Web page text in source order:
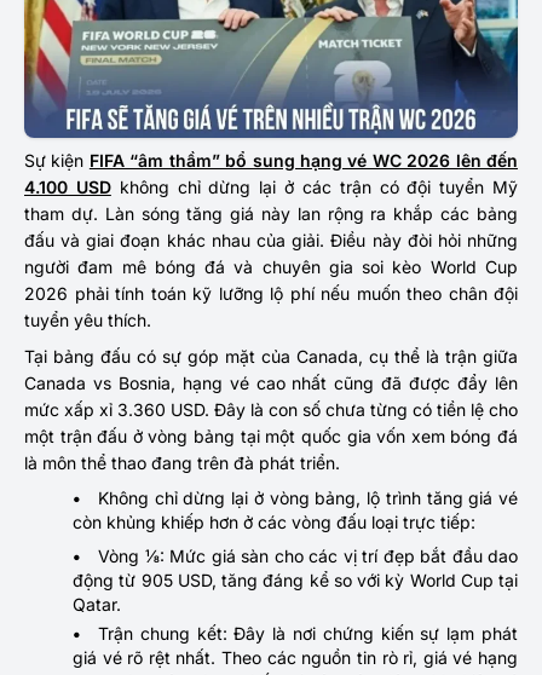
Sự kiện FIFA “âm thầm” bổ sung hạng vé WC 2026 lên đến
4.100 USDkhông chỉ dừng lại ở các trận có đội tuyển Mỹ
tham dự. Làn sóng tăng giá này lan rộng ra khắp các bảng
đấu và giai đoạn khác nhau của giải. Điều này đòi hỏi những
người đam mê bóng đá và chuyên gia soi kèo World Cup
2026 phải tính toán kỹ lưỡng lộ phí nếu muốn theo chân đội
tuyển yêu thích.
Tại bảng đấu có sự góp mặt của Canada, cụ thể là trận giữa
Canada vs Bosnia, hạng vé cao nhất cũng đã được đẩy lên
mức xấp xỉ 3.360 USD. Đây là con số chưa từng có tiền lệ cho
một trận đấu ở vòng bảng tại một quốc gia vốn xem bóng đá
là môn thể thao đang trên đà phát triển.
Không chỉ dừng lại ở vòng bảng, lộ trình tăng giá vé
còn khủng khiếp hơn ở các vòng đấu loại trực tiếp:
Vòng ⅛: Mức giá sàn cho các vị trí đẹp bắt đầu dao
động từ 905 USD, tăng đáng kể so với kỳ World Cup tại
Qatar.
Trận chung kết: Đây là nơi chứng kiến sự lạm phát
giá vé rõ rệt nhất. Theo các nguồn tin rò rỉ, giá vé hạng